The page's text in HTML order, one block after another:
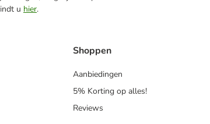
u hier.
Shoppen
Aanbiedingen
5% Korting op alles!
Reviews